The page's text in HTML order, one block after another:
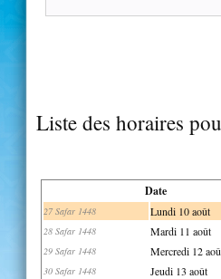
Liste des horaires
Date
27 Safar 1448 Lundi 10 août
28 Safar 1448 Mardi 11 août
29 Safar 1448 Mercredi 12
30 Safar 1448 Jeudi 13 août